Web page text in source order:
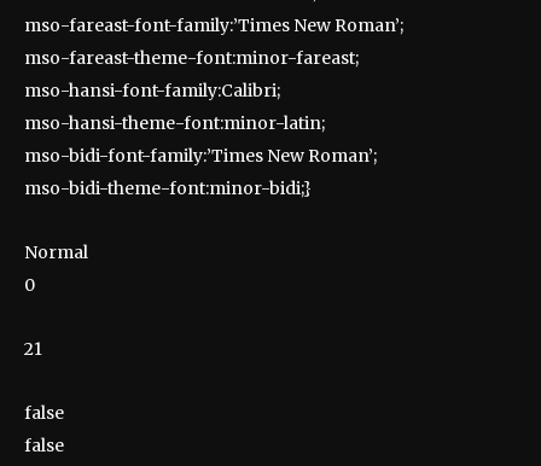
mso-fareast-font-family:’Times New Roman’;
mso-fareast-theme-font:minor-fareast;
mso-hansi-font-family:Calibri;
mso-hansi-theme-font:minor-latin;
mso-bidi-font-family:’Times New Roman’;
mso-bidi-theme-font:minor-bidi;}
Normal
0
21
false
false